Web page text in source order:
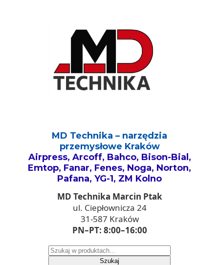
MD Technika – narzędzia
przemysłowe Kraków
Airpress, Arcoff, Bahco, Bison-Bial,
Emtop, Fanar, Fenes, Noga, Norton,
Pafana, YG-1, ZM Kolno
MD Technika Marcin Ptak
ul. Ciepłownicza 24
31-587 Kraków
PN–PT: 8:00–16:00
Szukaj